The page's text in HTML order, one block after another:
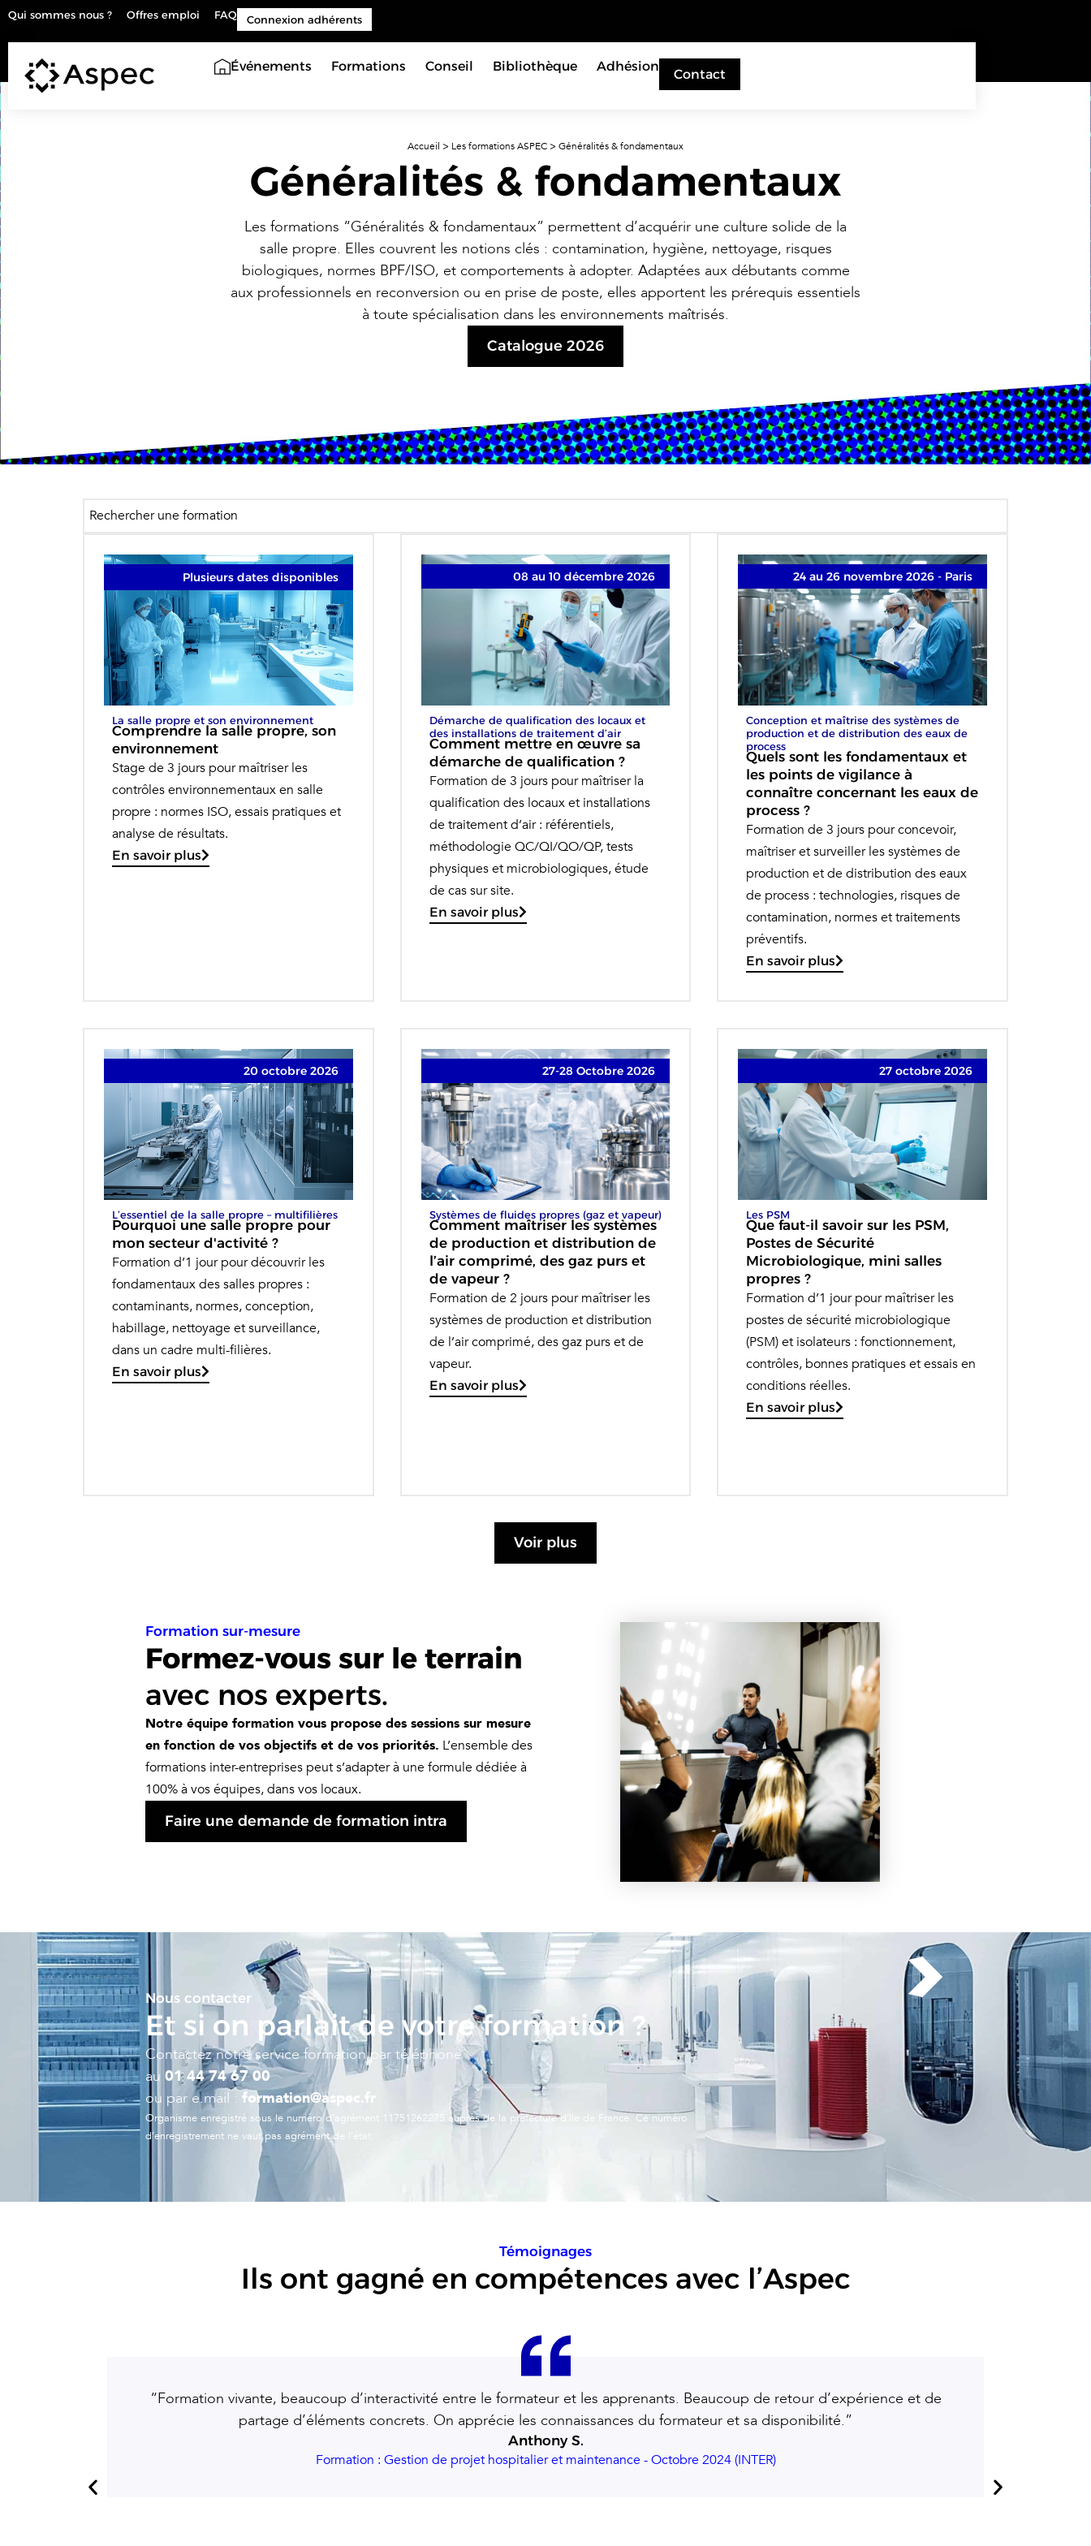
Qui sommes nous ? Offres emploi FAQ Connexion adhérents
Événements Formations Conseil Bibliothèque Adhésion
Contact
Accueil > Les formations ASPEC > Généralités & fondamentaux
Généralités & fondamentaux
Les formations “Généralités & fondamentaux” permettent d’acquérir une culture solide de la
salle propre. Elles couvrent les notions clés : contamination, hygiène, nettoyage, risques
biologiques, normes BPF/ISO, et comportements à adopter. Adaptées aux débutants comme
aux professionnels en reconversion ou en prise de poste, elles apportent les prérequis essentiels
à toute spécialisation dans les environnements maîtrisés.
Catalogue 2026
Plusieurs dates disponibles
La salle propre et son environnement
Comprendre la salle propre, son
environnement
Stage de 3 jours pour maîtriser les
contrôles environnementaux en salle
propre : normes ISO, essais pratiques et
analyse de résultats.
En savoir plus
08 au 10 décembre 2026
Démarche de qualification des locaux et
des installations de traitement d’air
Comment mettre en œuvre sa
démarche de qualification ?
Formation de 3 jours pour maîtriser la
qualification des locaux et installations
de traitement d’air : référentiels,
méthodologie QC/QI/QO/QP, tests
physiques et microbiologiques, étude
de cas sur site.
En savoir plus
24 au 26 novembre 2026 - Paris
Conception et maîtrise des systèmes de
production et de distribution des eaux de
process
Quels sont les fondamentaux et
les points de vigilance à
connaître concernant les eaux de
process ?
Formation de 3 jours pour concevoir,
maîtriser et surveiller les systèmes de
production et de distribution des eaux
de process : technologies, risques de
contamination, normes et traitements
préventifs.
En savoir plus
20 octobre 2026
L’essentiel de la salle propre – multifilières
Pourquoi une salle propre pour
mon secteur d'activité ?
Formation d’1 jour pour découvrir les
fondamentaux des salles propres :
contaminants, normes, conception,
habillage, nettoyage et surveillance,
dans un cadre multi-filières.
En savoir plus
27-28 Octobre 2026
Systèmes de fluides propres (gaz et vapeur)
Comment maîtriser les systèmes
de production et distribution de
l’air comprimé, des gaz purs et
de vapeur ?
Formation de 2 jours pour maîtriser les
systèmes de production et distribution
de l’air comprimé, des gaz purs et de
vapeur.
En savoir plus
27 octobre 2026
Les PSM
Que faut-il savoir sur les PSM,
Postes de Sécurité
Microbiologique, mini salles
propres ?
Formation d’1 jour pour maîtriser les
postes de sécurité microbiologique
(PSM) et isolateurs : fonctionnement,
contrôles, bonnes pratiques et essais en
conditions réelles.
En savoir plus
Voir plus
Formation sur-mesure
Formez-vous sur le terrain
avec nos experts.
Notre équipe formation vous propose des sessions sur mesure
en fonction de vos objectifs et de vos priorités. L’ensemble des
formations inter-entreprises peut s’adapter à une formule dédiée à
100% à vos équipes, dans vos locaux.
Faire une demande de formation intra
Nous contacter
Et si on parlait de votre formation ?
Contactez notre service formation par téléphone
au 01 44 74 67 00
ou par e.mail : formation@aspec.fr
Organisme enregistré sous le numéro d’agrément 11751262275 auprès de la préfecture d’Ile de France. Ce numéro
d’enregistrement ne vaut pas agrément de l’état.
Témoignages
Ils ont gagné en compétences avec l’Aspec
“Formation vivante, beaucoup d’interactivité entre le formateur et les apprenants. Beaucoup de retour d’expérience et de
partage d’éléments concrets. On apprécie les connaissances du formateur et sa disponibilité.”
Anthony S.
Formation : Gestion de projet hospitalier et maintenance - Octobre 2024 (INTER)